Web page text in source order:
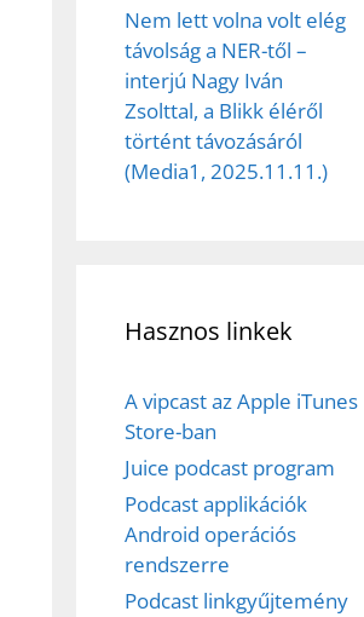
Nem lett volna volt elég
távolság a NER-től –
interjú Nagy Iván
Zsolttal, a Blikk éléről
történt távozásáról
(Media1, 2025.11.11.)
Hasznos linkek
A vipcast az Apple iTunes
Store-ban
Juice podcast program
Podcast applikációk
Android operációs
rendszerre
Podcast linkgyűjtemény